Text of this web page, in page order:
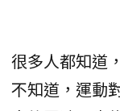
很多人都知道
不知道，運動